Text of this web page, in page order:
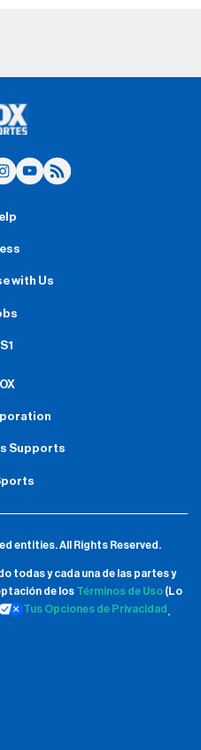
with Us
Supports
entities.All Rights Reserved.
todas y cada una de las partes y
de los Términos de Uso(Lo
Tus Opciones de Privacidad .